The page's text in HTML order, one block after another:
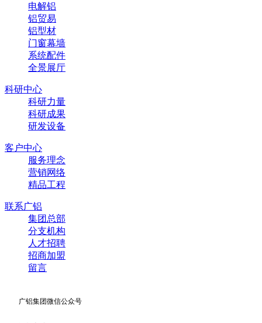
电解铝
铝贸易
铝型材
门窗幕墙
系统配件
全景展厅
科研中心
科研力量
科研成果
研发设备
客户中心
服务理念
营销网络
精品工程
联系广铝
集团总部
分支机构
人才招聘
招商加盟
留言
广铝集团微信公众号